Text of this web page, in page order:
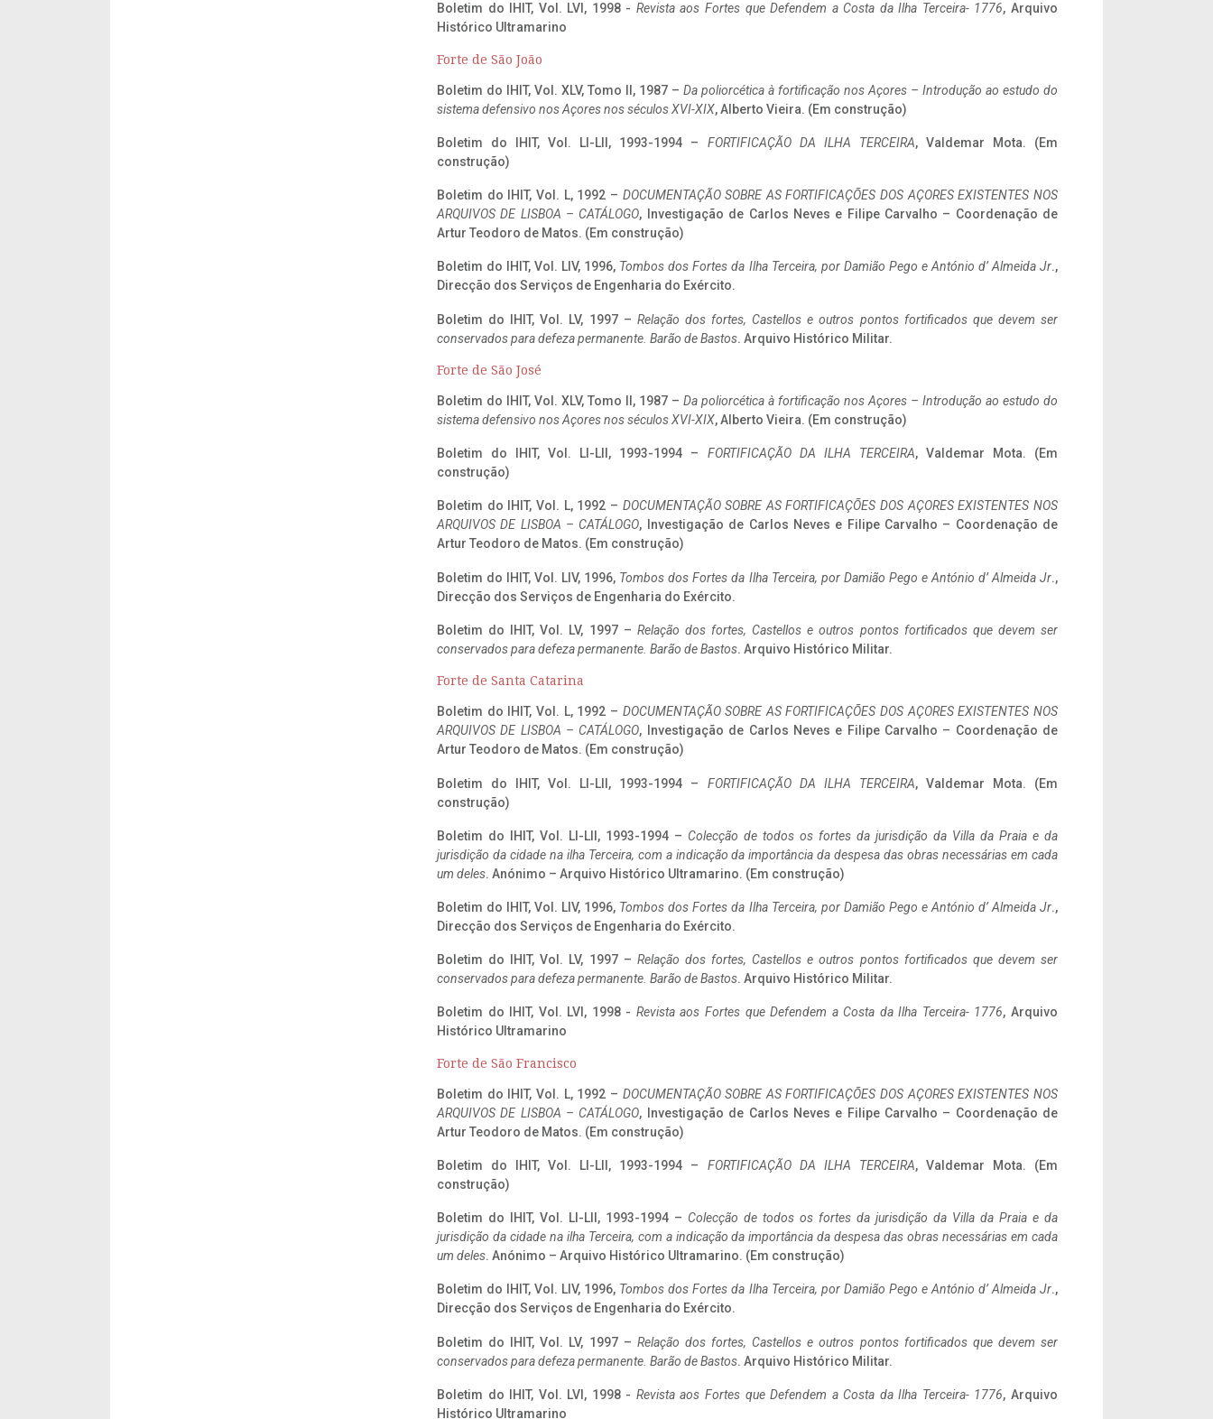
Boletim do IHIT, Vol. LVI, 1998 - Revista aos Fortes que Defendem a Costa da Ilha Terceira- 1776, Arquivo
Histórico Ultramarino
Forte de São João
Boletim do IHIT, Vol. XLV, Tomo II, 1987 – Da poliorcética à fortificação nos Açores – Introdução ao estudo do
sistema defensivo nos Açores nos séculos XVI-XIX, Alberto Vieira. (Em construção)
Boletim do IHIT, Vol. LI-LII, 1993-1994 – FORTIFICAÇÃO DA ILHA TERCEIRA, Valdemar Mota. (Em
construção)
Boletim do IHIT, Vol. L, 1992 – DOCUMENTAÇÃO SOBRE AS FORTIFICAÇÕES DOS AÇORES EXISTENTES NOS
ARQUIVOS DE LISBOA – CATÁLOGO, Investigação de Carlos Neves e Filipe Carvalho – Coordenação de
Artur Teodoro de Matos. (Em construção)
Boletim do IHIT, Vol. LIV, 1996, Tombos dos Fortes da Ilha Terceira, por Damião Pego e António d’ Almeida Jr.,
Direcção dos Serviços de Engenharia do Exército.
Boletim do IHIT, Vol. LV, 1997 – Relação dos fortes, Castellos e outros pontos fortificados que devem ser
conservados para defeza permanente. Barão de Bastos. Arquivo Histórico Militar.
Forte de São José
Boletim do IHIT, Vol. XLV, Tomo II, 1987 – Da poliorcética à fortificação nos Açores – Introdução ao estudo do
sistema defensivo nos Açores nos séculos XVI-XIX, Alberto Vieira. (Em construção)
Boletim do IHIT, Vol. LI-LII, 1993-1994 – FORTIFICAÇÃO DA ILHA TERCEIRA, Valdemar Mota. (Em
construção)
Boletim do IHIT, Vol. L, 1992 – DOCUMENTAÇÃO SOBRE AS FORTIFICAÇÕES DOS AÇORES EXISTENTES NOS
ARQUIVOS DE LISBOA – CATÁLOGO, Investigação de Carlos Neves e Filipe Carvalho – Coordenação de
Artur Teodoro de Matos. (Em construção)
Boletim do IHIT, Vol. LIV, 1996, Tombos dos Fortes da Ilha Terceira, por Damião Pego e António d’ Almeida Jr.,
Direcção dos Serviços de Engenharia do Exército.
Boletim do IHIT, Vol. LV, 1997 – Relação dos fortes, Castellos e outros pontos fortificados que devem ser
conservados para defeza permanente. Barão de Bastos. Arquivo Histórico Militar.
Forte de Santa Catarina
Boletim do IHIT, Vol. L, 1992 – DOCUMENTAÇÃO SOBRE AS FORTIFICAÇÕES DOS AÇORES EXISTENTES NOS
ARQUIVOS DE LISBOA – CATÁLOGO, Investigação de Carlos Neves e Filipe Carvalho – Coordenação de
Artur Teodoro de Matos. (Em construção)
Boletim do IHIT, Vol. LI-LII, 1993-1994 – FORTIFICAÇÃO DA ILHA TERCEIRA, Valdemar Mota. (Em
construção)
Boletim do IHIT, Vol. LI-LII, 1993-1994 – Colecção de todos os fortes da jurisdição da Villa da Praia e da
jurisdição da cidade na ilha Terceira, com a indicação da importância da despesa das obras necessárias em cada
um deles. Anónimo – Arquivo Histórico Ultramarino. (Em construção)
Boletim do IHIT, Vol. LIV, 1996, Tombos dos Fortes da Ilha Terceira, por Damião Pego e António d’ Almeida Jr.,
Direcção dos Serviços de Engenharia do Exército.
Boletim do IHIT, Vol. LV, 1997 – Relação dos fortes, Castellos e outros pontos fortificados que devem ser
conservados para defeza permanente. Barão de Bastos. Arquivo Histórico Militar.
Boletim do IHIT, Vol. LVI, 1998 - Revista aos Fortes que Defendem a Costa da Ilha Terceira- 1776, Arquivo
Histórico Ultramarino
Forte de São Francisco
Boletim do IHIT, Vol. L, 1992 – DOCUMENTAÇÃO SOBRE AS FORTIFICAÇÕES DOS AÇORES EXISTENTES NOS
ARQUIVOS DE LISBOA – CATÁLOGO, Investigação de Carlos Neves e Filipe Carvalho – Coordenação de
Artur Teodoro de Matos. (Em construção)
Boletim do IHIT, Vol. LI-LII, 1993-1994 – FORTIFICAÇÃO DA ILHA TERCEIRA, Valdemar Mota. (Em
construção)
Boletim do IHIT, Vol. LI-LII, 1993-1994 – Colecção de todos os fortes da jurisdição da Villa da Praia e da
jurisdição da cidade na ilha Terceira, com a indicação da importância da despesa das obras necessárias em cada
um deles. Anónimo – Arquivo Histórico Ultramarino. (Em construção)
Boletim do IHIT, Vol. LIV, 1996, Tombos dos Fortes da Ilha Terceira, por Damião Pego e António d’ Almeida Jr.,
Direcção dos Serviços de Engenharia do Exército.
Boletim do IHIT, Vol. LV, 1997 – Relação dos fortes, Castellos e outros pontos fortificados que devem ser
conservados para defeza permanente. Barão de Bastos. Arquivo Histórico Militar.
Boletim do IHIT, Vol. LVI, 1998 - Revista aos Fortes que Defendem a Costa da Ilha Terceira- 1776, Arquivo
Histórico Ultramarino